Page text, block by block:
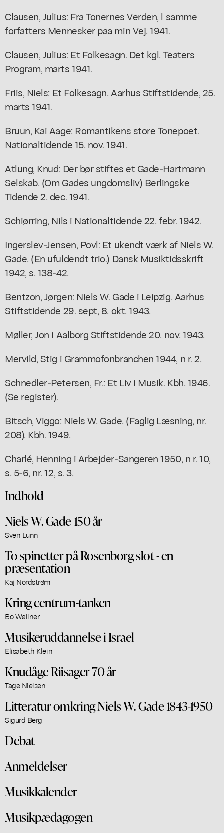
Clausen, Julius: Fra Tonernes Verden, l samme
forfatters Mennesker paa min Vej. 1941.
Clausen, Julius: Et Folkesagn. Det kgl. Teaters
Program, marts 1941.
Friis, Niels: Et Folkesagn. Aarhus Stiftstidende, 25.
marts 1941.
Bruun, Kai Aage: Romantikens store Tonepoet.
Nationaltidende 15. nov. 1941.
Atlung, Knud: Der bør stiftes et Gade-Hartmann
Selskab. (Om Gades ungdomsliv) Berlingske
Tidende 2. dec. 1941.
Schiørring, Nils i Nationaltidende 22. febr. 1942.
Ingerslev-Jensen, Povl: Et ukendt værk af Niels W.
Gade. (En ufuldendt trio.) Dansk Musiktidsskrift
1942, s. 138-42.
Bentzon, Jørgen: Niels W. Gade i Leipzig. Aarhus
Stiftstidende 29. sept, 8. okt. 1943.
Møller, Jon i Aalborg Stiftstidende 20. nov. 1943.
Mervild, Stig i Grammofonbranchen 1944, n r. 2.
Schnedler-Petersen, Fr.: Et Liv i Musik. Kbh. 1946.
(Se register).
Bitsch, Viggo: Niels W. Gade. (Faglig Læsning, nr.
208). Kbh. 1949.
Charlé, Henning i Arbejder-Sangeren 1950, n r. 10,
s. 5-6, nr. 12, s. 3.
Indhold
Niels W. Gade 150 år
Sven Lunn
To spinetter på Rosenborg slot - en
præsentation
Kaj Nordstrøm
Kring centrum-tanken
Bo Wallner
Musikeruddannelse i Israel
Elisabeth Klein
Knudåge Riisager 70 år
Tage Nielsen
Litteratur omkring Niels W. Gade 1843-1950
Sigurd Berg
Debat
Anmeldelser
Musikkalender
Musikpædagogen